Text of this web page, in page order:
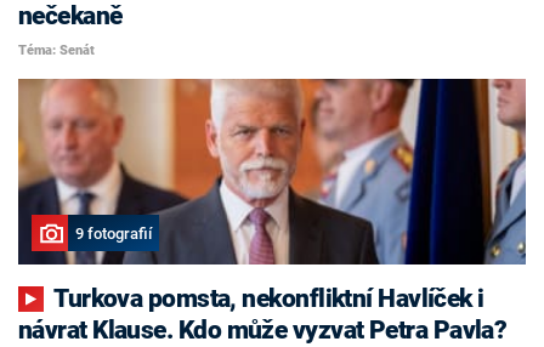
nečekaně
Téma: Senát
9 fotografií
Turkova pomsta, nekonfliktní Havlíček i
návrat Klause. Kdo může vyzvat Petra Pavla?